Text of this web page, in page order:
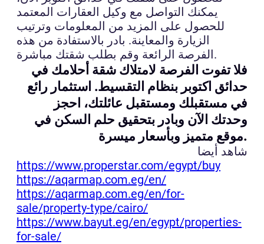
يمكنك التواصل مع وكيل العقارات المعتمد
للحصول على المزيد من المعلومات وترتيب
الزيارة والمعاينة. بادر بالاستفادة من هذه
الفرصة الرائعة وقم بطلب شقتك مباشرة.
فلا تفوت الفرصة لامتلاك شقة أحلامك في
حدائق اكتوبر بنظام التقسيط. استثمار رائع
في مستقبلك ومستقبل عائلتك، احجز
وحدتك الآن وبادر بتحقيق حلم السكن في
موقع متميز وبأسعار ميسرة.
شاهد أيضا
https://www.properstar.com/egypt/buy
https://aqarmap.com.eg/en/
https://aqarmap.com.eg/en/for-
sale/property-type/cairo/
https://www.bayut.eg/en/egypt/properties-
for-sale/